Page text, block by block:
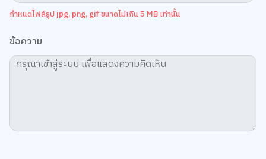
กำหนดไฟล์รูป jpg, png, gif ขนาดไม่เกิน 5 MB เท่านั้น
ข้อความ